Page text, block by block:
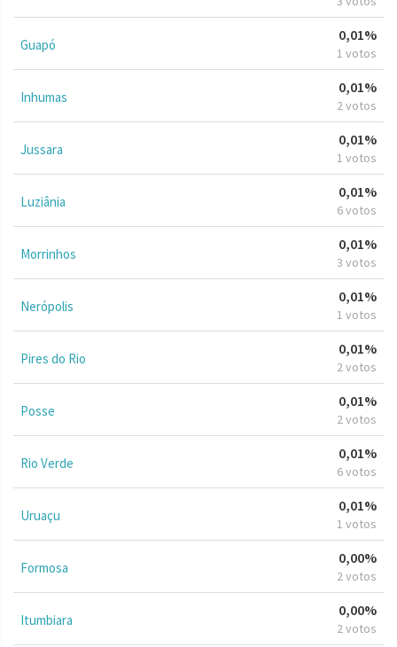
Guapó
0,01%
1 votos
Inhumas
0,01%
2 votos
Jussara
0,01%
1 votos
Luziânia
0,01%
6 votos
Morrinhos
0,01%
3 votos
Nerópolis
0,01%
1 votos
Pires do Rio
0,01%
2 votos
Posse
0,01%
2 votos
Rio Verde
0,01%
6 votos
Uruaçu
0,01%
1 votos
Formosa
0,00%
2 votos
Itumbiara
0,00%
2 votos